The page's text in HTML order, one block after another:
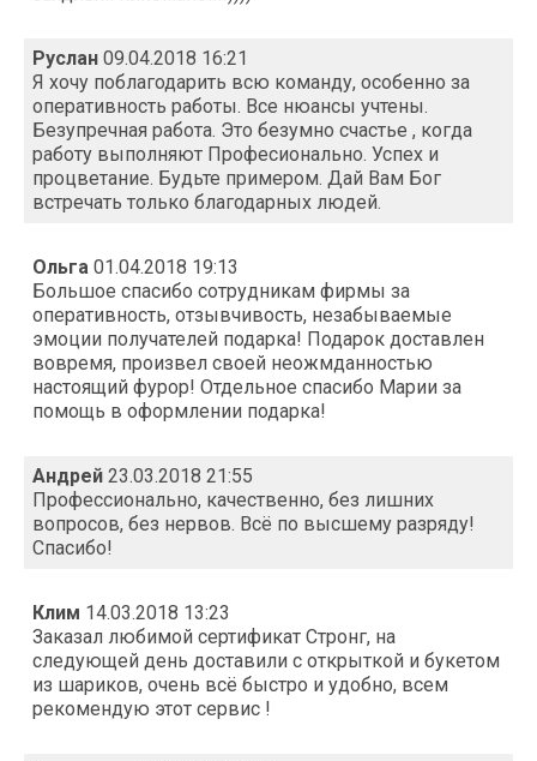
Руслан 09.04.2018 16:21
Я хочу поблагодарить всю команду, особенно за
оперативность работы. Все нюансы учтены.
Безупречная работа. Это безумно счастье , когда
работу выполняют Професионально. Успех и
процветание. Будьте примером. Дай Вам Бог
встречать только благодарных людей.
Ольга 01.04.2018 19:13
Большое спасибо сотрудникам фирмы за
оперативность, отзывчивость, незабываемые
эмоции получателей подарка! Подарок доставлен
вовремя, произвел своей неожмданностью
настоящий фурор! Отдельное спасибо Марии за
помощь в оформлении подарка!
Андрей 23.03.2018 21:55
Профессионально, качественно, без лишних
вопросов, без нервов. Всё по высшему разряду!
Спасибо!
Клим 14.03.2018 13:23
Заказал любимой сертификат Стронг, на
следующей день доставили с открыткой и букетом
из шариков, очень всё быстро и удобно, всем
рекомендую этот сервис !